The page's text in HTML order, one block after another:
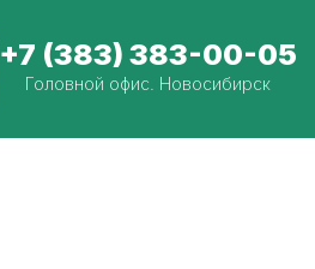
+7 (383) 383-00-05
Головной офис. Новосибирск